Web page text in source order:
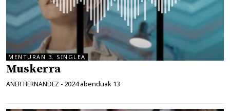
MENTURAN 3. SINGLEA
Muskerra
ANER HERNANDEZ - 2024 abenduak 13